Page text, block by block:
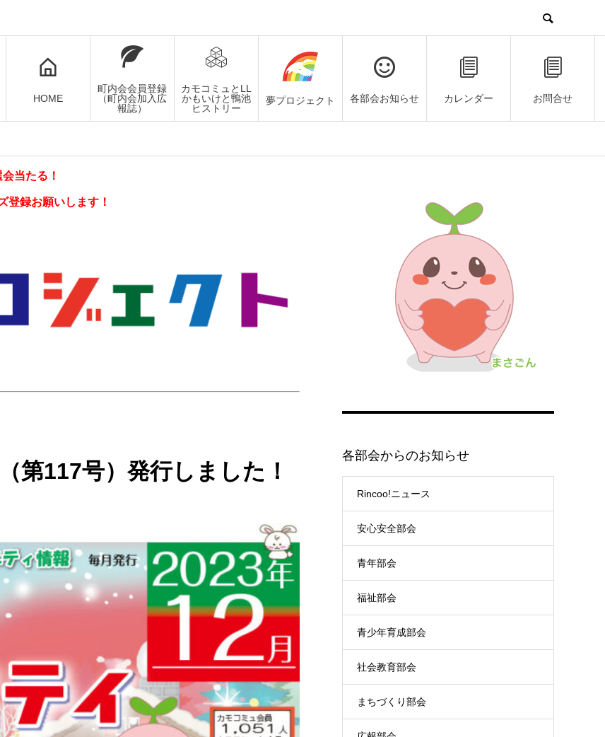
HOME
町内会会員登録
（町内会加入広
報誌）
カモコミュとLL
かもいけと鴨池
ヒストリー
夢プロジェクト 各部会お知らせ カレンダー お問合せ
当たる！
登録お願いします！
第117号）発行しました！
各部会からのお知らせ
Rincoo!ニュース
安心安全部会
青年部会
福祉部会
青少年育成部会
社会教育部会
まちづくり部会